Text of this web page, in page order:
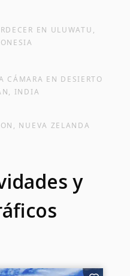
EN ULUWATU,
CÁMARA EN DESIERTO
INDIA
NUEVA ZELANDA
y